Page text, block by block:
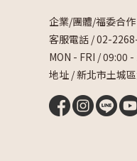
企業/團體/福委合作
客服電話 /02-
MON - FRI / 09:00 -
地址 / 新北市土城